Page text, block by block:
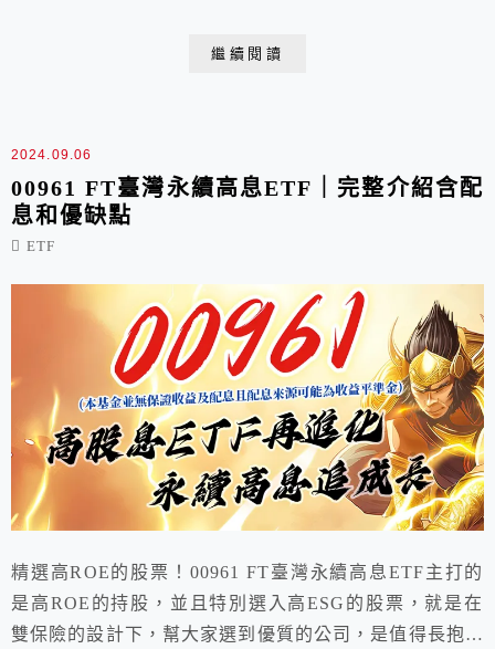
繼續閱讀
2024.09.06
00961 FT臺灣永續高息ETF｜完整介紹含配
息和優缺點
ETF
精選高ROE的股票！00961 FT臺灣永續高息ETF主打的
是高ROE的持股，並且特別選入高ESG的股票，就是在
雙保險的設計下，幫大家選到優質的公司，是值得長抱的